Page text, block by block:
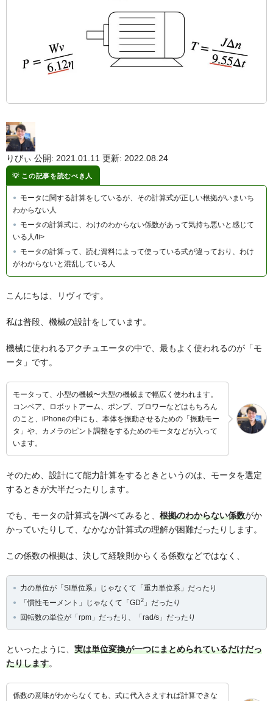
りびぃ 公開: 2021.01.11 更新: 2022.08.24
この記事を読むべき人
モータに関する計算をしているが、その計算式が正しい根拠がいまいち
わからない人
モータの計算式に、わけのわからない係数があって気持ち悪いと感じて
いる人/li>
モータの計算って、読む資料によって使っている式が違っており、わけ
がわからないと混乱している人
こんにちは、リヴィです。
私は普段、機械の設計をしています。
機械に使われるアクチュエータの中で、最もよく使われるのが「モ
ータ」です。
モータって、小型の機械〜大型の機械まで幅広く使われます。
コンベア、ロボットアーム、ポンプ、ブロワーなどはもちろん
のこと、iPhoneの中にも、本体を振動させるための「振動モー
タ」や、カメラのピント調整をするためのモータなどが入って
います。
そのため、設計にて能力計算をするときというのは、モータを選定
するときが大半だったりします。
でも、モータの計算式を調べてみると、 根拠のわからない係数がか
かっていたりして、なかなか計算式の理解が困難だったりします。
この係数の根拠は、決して経験則からくる係数などではなく、
力の単位が「SI単位系」じゃなくて「重力単位系」だったり
「慣性モーメント」じゃなくて「GD2 」だったり
回転数の単位が「rpm」だったり、「rad/s」だったり
といったように、 実は単位変換が一つにまとめられているだけだっ
たりします。
係数の意味がわからなくても、式に代入さえすれば計算できな